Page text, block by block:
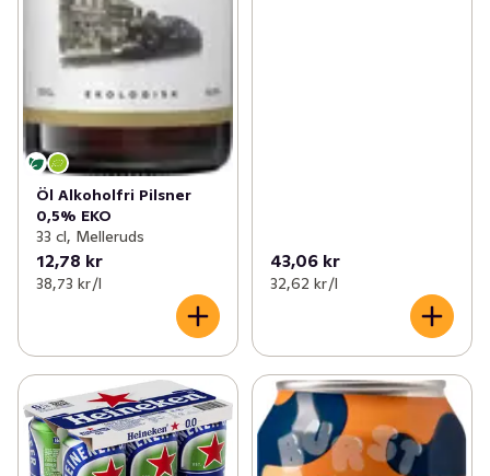
Öl Alkoholfri Pilsner
0,5% EKO
33 cl, Melleruds
12,78 kr
38,73 kr /l
43,06 kr
32,62 kr /l